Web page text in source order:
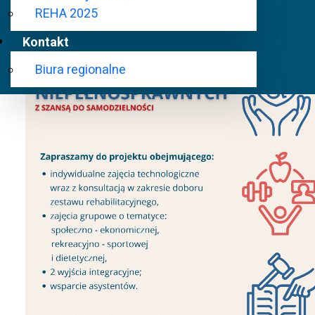
REHA 2025
Kontakt
Biura regionalne
Rehabilitacji Osób Niepełnosprawnych za